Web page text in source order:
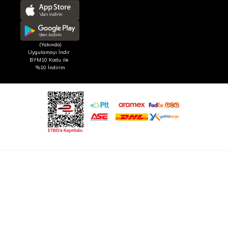
(Yakında)
Uygulamayı İndir
BYM10 Kodu ile
%10 İndirim